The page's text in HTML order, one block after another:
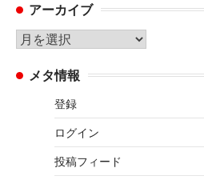
ゴ
リ
ー
アーカイブ
ア
カ メタ情報
登録
ログイン
投稿フィード